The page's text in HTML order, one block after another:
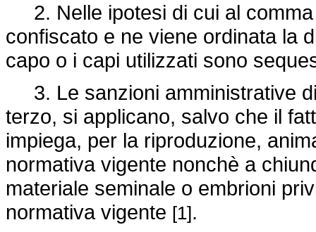
2. Nelle ipotesi di cui al comma
confiscato e ne viene ordinata la
capo o i capi utilizzati sono
3. Le sanzioni amministrative
terzo, si applicano, salvo che il
impiega, per la riproduzione,
normativa vigente nonchè a
materiale seminale o embrioni
normativa vigente [1].